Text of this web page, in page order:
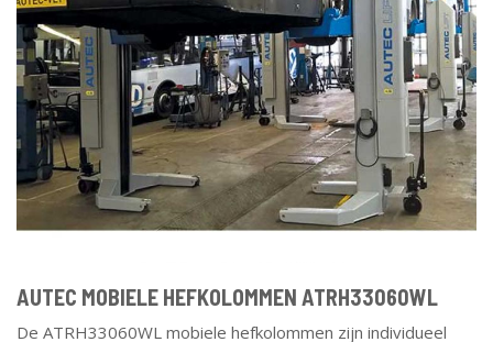
AUTEC MOBIELE HEFKOLOMMEN ATRH33060WL
De ATRH33060WL mobiele hefkolommen zijn individueel